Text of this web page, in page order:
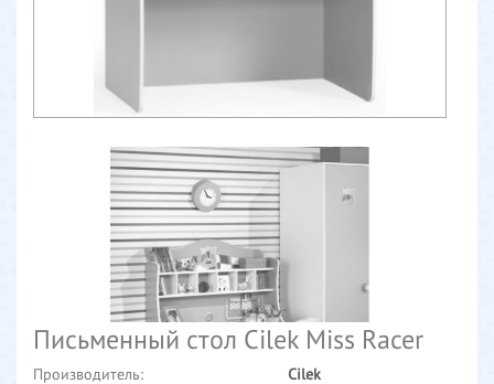
Письменный стол Cilek Miss Racer
Производитель:
Cilek